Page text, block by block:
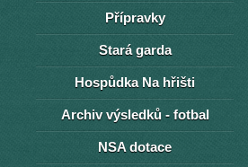
Přípravky
Stará garda
Hospůdka Na hřišti
Archiv výsledků - fotbal
NSA dotace